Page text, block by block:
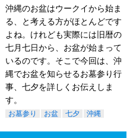
沖縄のお盆はウークイから始ま
る、と考える方がほとんどです
よね。けれども実際には旧暦の
七月七日から、お盆が始まって
いるのです。そこで今回は、沖
縄でお盆を知らせるお墓参り行
事、七夕を詳しくお伝えしま
す。
お墓参り お盆 七夕 沖縄